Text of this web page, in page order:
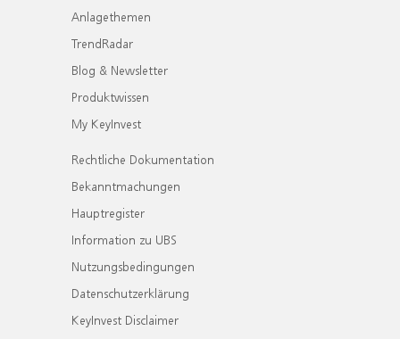
Anlagethemen
TrendRadar
Blog & Newsletter
Produktwissen
My KeyInvest
Rechtliche Dokumentation
Bekanntmachungen
Hauptregister
Information zu UBS
Nutzungsbedingungen
Datenschutzerklärung
KeyInvest Disclaimer